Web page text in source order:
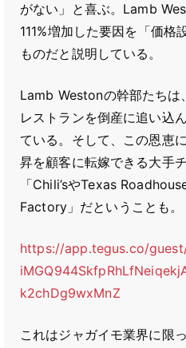
がない」と喜ぶ。Lamb
111%増加した要因を「価格
ものだと説明している。
Lamb Westonの幹部たちは
レストランを倒産に追い込
ている。そして、この恩恵
昇を顧客に転嫁できる大手
「Chili’sやTexas
Factory」だということも。
https://app.tegus.co/
k2chDg9wxMnZ
これはジャガイモ業界に限